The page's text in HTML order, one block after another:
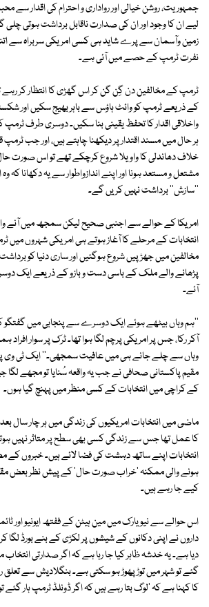
جمہوریت، روشن خیالی اور رواداری و احترام کی اقدار سے
لیے ان کا وجود اور ان کی صدارت ناقابل برداشت ہوتی چلی
زمین وآسمان سے پرے شاید ہی کسی امریکی سربراہ سے
نفرت ٹرمپ کے حصے میں آئی ہے۔
ٹرمپ کے مخالفین دن گِن گن کر اس گھڑی کا انتظار کر
کے ذریعے ٹرمپ کو وائٹ ہاؤس سے باہر بھیج سکیں اور
واخلاقی اقدار کا تحفظ یقینی بنا سکیں۔ دوسری طرف ٹرمپ
ہر حال میں مسند اقتدار پر دیکھنا چاہتے ہیں، اور جب ٹرمپ
خلاف دھاندلی کا واویلا شروع کرچکے تھے تو اس صورت
مشتعل و مستعد ہونا اور اپنے اندازواطوار سے یہ دکھانا کہ
''سازش'' برداشت نہیں کریں گے۔
امریکا کے حوالے سے اجنبی صحیح لیکن سمجھ میں آنے
انتخابات کے مرحلے کا آغاز ہوتے ہی امریکی شہروں میں
مخالفین میں جھڑپیں شروع ہوگئیں اور ساری دنیا کو
پڑھانے والے ملک کے باسی دست و بازو کے ذریعے ایک
آئے۔
''ہم وہاں بیٹھے ہوئے ایک دوسرے سے پنجابی میں
آکر رکا، جس پر امریکی پرچم لگا ہوا تھا۔ ٹرک پر سوار
وہاں سے چلے جانے ہی میں عافیت سمجھی۔'' ایک ٹی وی
مقیم پاکستانی صحافی نے جب یہ واقعہ سُنایا تو مجھے
کے کراچی میں انتخابات کے کسی منظر میں پہنچ گیا ہوں۔
ماضی میں انتخابات امریکیوں کی زندگی میں ہر چار سال
کا عمل تھا جس سے زندگی کسی بھی سطح پر متاثر نہیں
انتخابات اپنے ساتھ دہشت کی فضا لائے ہیں۔ خبروں کے
ہونے والی ممکنہ 'خراب صورت حال' کے پیش نظر بعض
کیے جا رہے ہیں۔
اس حوالے سے نیویارک میں مین ہیٹن کے ففتھ ایونیو اور
داروں نے اپنی دکانوں کے شیشوں پر لکڑی کے بنے بورڈ لگا
دیا ہے۔ یہ خدشہ ظاہر کیا جا رہا ہے کہ اگر صدارتی
گئے تو شہر میں توڑ پھوڑ ہو سکتی ہے۔ بنگلادیش سے تعلق
کا کہنا ہے کہ 'لوگ بتا رہے ہیں کہ اگر ڈونلڈ ٹرمپ ہار